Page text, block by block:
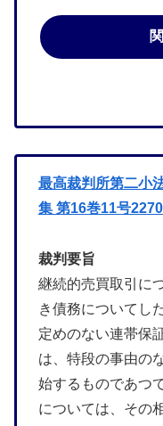
最高裁判所第二小
集 第16巻11号2270
裁判要旨
継続的売買取引に
き債務についてし
定めのない連帯保
は、特段の事由の
始するものであつ
については、その